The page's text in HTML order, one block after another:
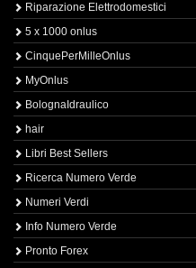
Riparazione Elettrodomestici
5 x 1000 onlus
CinquePerMilleOnlus
MyOnlus
BolognaIdraulico
hair
Libri Best Sellers
Ricerca Numero Verde
Numeri Verdi
Info Numero Verde
Pronto Forex